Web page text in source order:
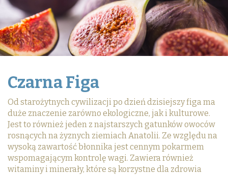
Czarna Figa
Od starożytnych cywilizacji po dzień dzisiejszy figa ma
duże znaczenie zarówno ekologiczne, jak i kulturowe.
Jest to również jeden z najstarszych gatunków owoców
rosnących na żyznych ziemiach Anatolii. Ze względu na
wysoką zawartość błonnika jest cennym pokarmem
wspomagającym kontrolę wagi. Zawiera również
witaminy i minerały, które są korzystne dla zdrowia